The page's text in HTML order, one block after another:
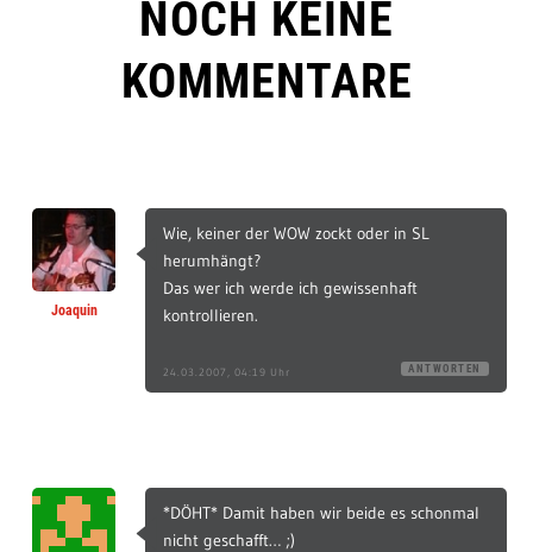
NOCH KEINE
KOMMENTARE
Joaquin
Wie, keiner der WOW zockt oder in SL
herumhängt?
Das wer ich werde ich gewissenhaft
kontrollieren.
24.03.2007, 04:19 Uhr ANTWORTEN
*DÖHT* Damit haben wir beide es schonmal
nicht geschafft… ;)